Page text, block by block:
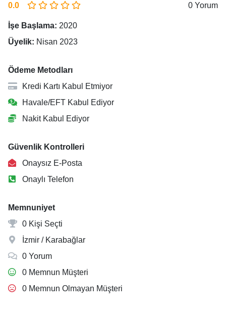
0.0 0 Yorum
İşe Başlama: 2020
Üyelik: Nisan 2023
Ödeme Metodları
Kredi Kartı Kabul Etmiyor
Havale/EFT Kabul Ediyor
Nakit Kabul Ediyor
Güvenlik Kontrolleri
Onaysız E-Posta
Onaylı Telefon
Memnuniyet
0 Kişi Seçti
İzmir / Karabağlar
0 Yorum
0 Memnun Müşteri
0 Memnun Olmayan Müşteri